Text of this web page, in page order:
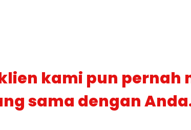
kami pun pernah
sama dengan